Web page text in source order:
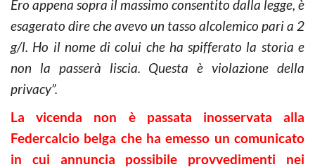
Ero appena sopra il massimo consentito dalla legge, è
esagerato dire che avevo un tasso alcolemico pari a 2
g/l. Ho il nome di colui che ha spifferato la storia e
non la passerà liscia. Questa è violazione della
privacy”.
La vicenda non è passata inosservata alla
Federcalcio belga che ha emesso un comunicato
in cui annuncia possibile provvedimenti nei